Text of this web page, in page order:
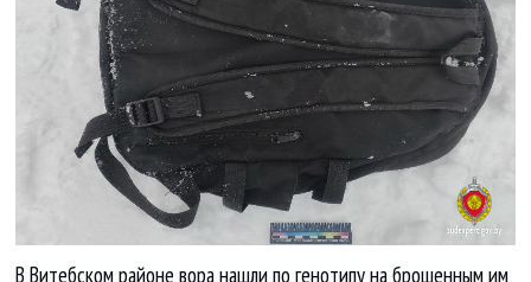
В Витебском районе вора нашли по генотипу на брошенным им